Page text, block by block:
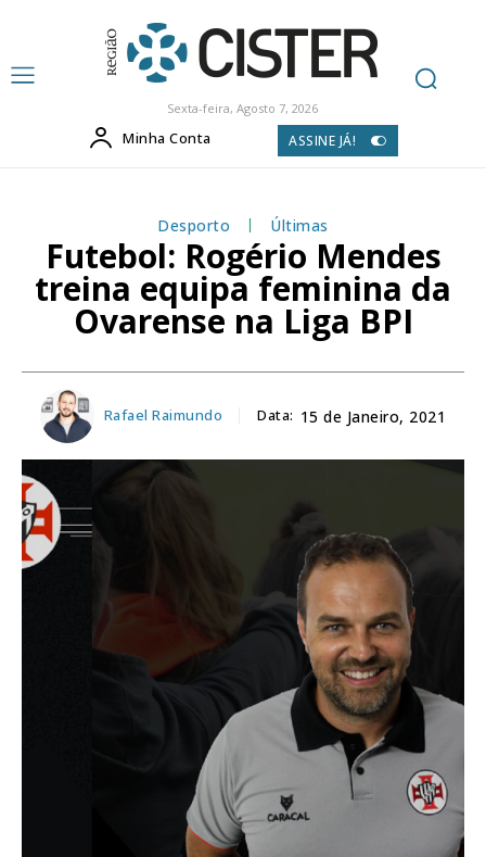
Sexta-feira, Agosto 7, 2026
Minha Conta ASSINE JÁ!
Desporto Últimas
Futebol: Rogério Mendes
treina equipa feminina da
Ovarense na Liga BPI
Rafael Raimundo Data: 15 de Janeiro, 2021